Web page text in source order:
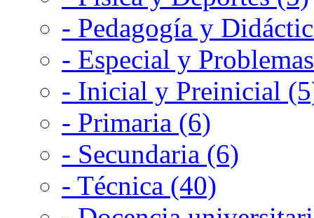
- Pedagogía y
- Especial y
- Inicial y Preinicial
- Primaria (6)
- Secundaria (6)
- Técnica (40)